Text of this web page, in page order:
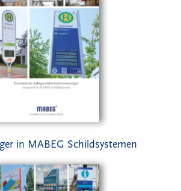
in MABEG Schildsystemen